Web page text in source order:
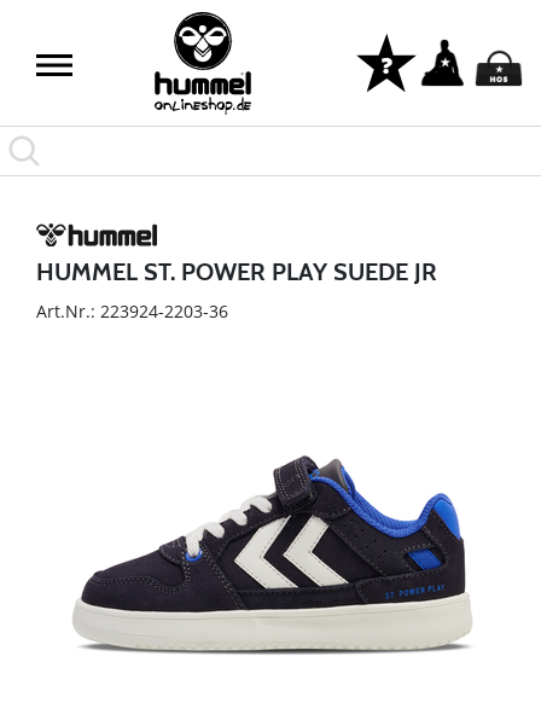
HUMMEL ST. POWER PLAY SUEDE JR
Art.Nr.: 223924-2203-36